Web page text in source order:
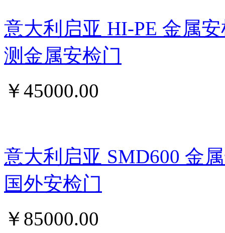
意大利启亚 HI-PE 金属
测金属安检门
￥45000.00
意大利启亚 SMD600 金
国外安检门
￥ 85000.00